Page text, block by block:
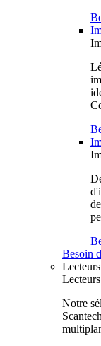
Besoin
Notre